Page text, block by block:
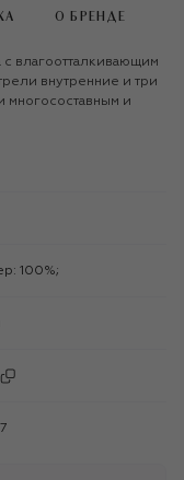
О БРЕНДЕ
влагоотталкивающим
внутренние и три
многосоставным и
100%;